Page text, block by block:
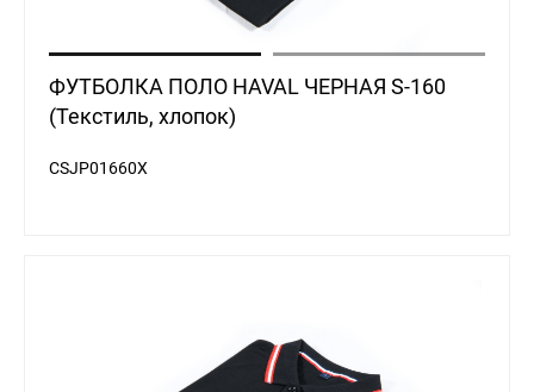
ФУТБОЛКА ПОЛО HAVAL ЧЕРНАЯ S-160
(Текстиль, хлопок)
CSJP01660X